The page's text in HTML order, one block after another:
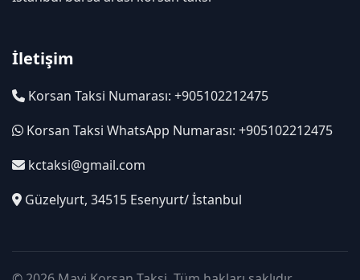
İletişim
Korsan Taksi Numarası: +905102212475
Korsan Taksi WhatsApp Numarası: +905102212475
kctaksi@gmail.com
Güzelyurt, 34515 Esenyurt/ İstanbul